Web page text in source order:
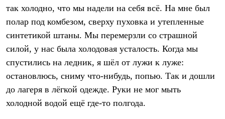
так холодно, что мы надели на себя всё. На мне был
полар под комбезом, сверху пуховка и утепленные
синтетикой штаны. Мы перемерзли со страшной
силой, у нас была холодовая усталость. Когда мы
спустились на ледник, я шёл от лужи к луже:
остановлюсь, сниму что-нибудь, попью. Так и дошли
до лагеря в лёгкой одежде. Руки не мог мыть
холодной водой ещё где-то полгода.